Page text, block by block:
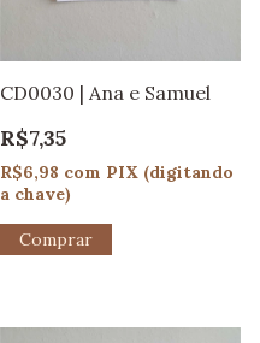
CD0030 | Ana e Samuel
R$7,35
R$6,98 com PIX (digitando
a chave)